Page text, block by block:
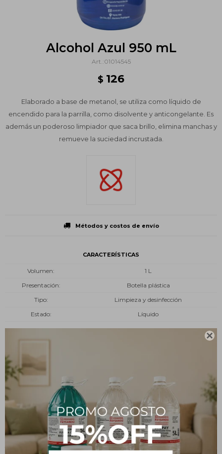

Alcohol Azul 950 mL
01014545
$ 126
Elaborado a base de metanol, se utiliza como líquido de
encendido para la parrilla, como disolvente y anticongelante. Es
además un poderoso limpiador que saca brillo, elimina manchas y
remueve la suciedad incrustada.
Métodos y costos de envío
CARACTERÍSTICAS
Volumen
1 L
Presentación
Botella plástica
Tipo
Limpieza y desinfección
Estado
Líquido
El alcohol azul puede utilizarse sobre la grasa almacenada en la
cocina difícil de quitar, mezclar un buen chorro de alcohol azul en
agua caliente y fregar con un trapo las superficies a tratar. Veras
como el alcohol remueve fácilmente la suciedad.
También puede pulverizarse sobre aceros mezclando una parte